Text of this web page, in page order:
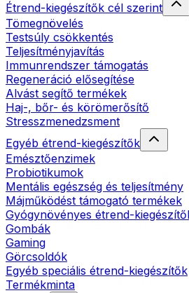
Étrend-kiegészítők cél szerint
Tömegnövelés
Testsúly csökkentés
Teljesítményjavítás
Immunrendszer támogatás
Regeneráció elősegítése
Alvást segítő termékek
Haj-, bőr- és körömerősítő
Stresszmenedzsment
Egyéb étrend-kiegészítők
Emésztőenzimek
Probiotikumok
Mentális egészség és teljesítmény
Májműködést támogató termékek
Gyógynövényes étrend-
Gombák
Gaming
Görcsoldók
Egyéb speciális étrend-kiegészítők
Termékminta